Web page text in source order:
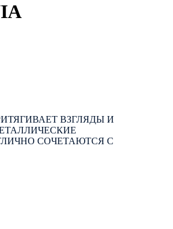
ВЗГЛЯДЫ И
СОЧЕТАЮТСЯ С